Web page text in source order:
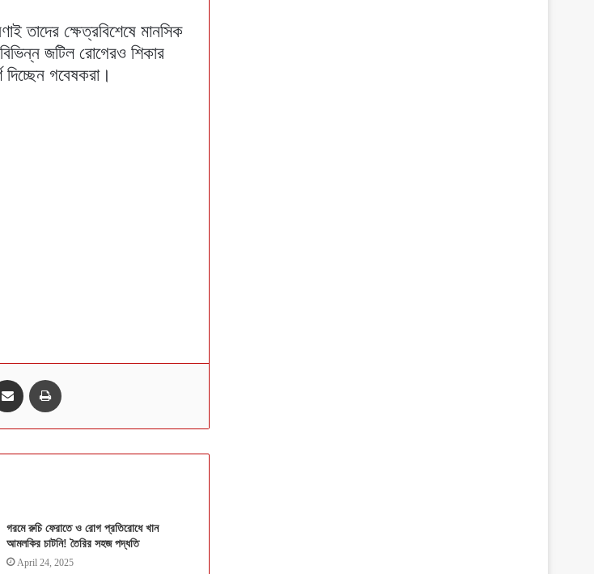
তাদের ক্ষেত্রবিশেষে মানসিক
জটিল রোগেরও শিকার
গবেষকরা।
Share via Email
গরমে রুচি ফেরাতে ও রোগ প্রতিরোধে খান
আমলকির চাটনি! তৈরির সহজ পদ্ধতি
April 24, 2025